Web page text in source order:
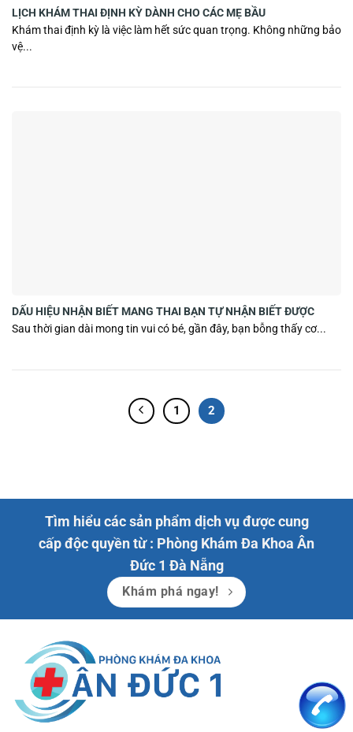
LỊCH KHÁM THAI ĐỊNH KỲ DÀNH CHO CÁC MẸ BẦU
Khám thai định kỳ là việc làm hết sức quan trọng. Không những bảo
vệ...
DẤU HIỆU NHẬN BIẾT MANG THAI BẠN TỰ NHẬN BIẾT ĐƯỢC
Sau thời gian dài mong tin vui có bé, gần đây, bạn bỗng thấy cơ...
1 2
Tìm hiểu các sản phẩm dịch vụ được cung
cấp độc quyền từ : Phòng Khám Đa Khoa Ân
Đức 1 Đà Nẵng
Khám phá ngay!